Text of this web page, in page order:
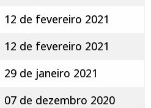
12 de fevereiro 2021
12 de fevereiro 2021
29 de janeiro 2021
07 de dezembro 2020